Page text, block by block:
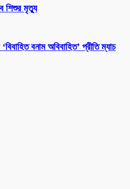
শিশুর মৃত্যু
বনাম অবিবাহিত’ প্রীতি ম্যাচ